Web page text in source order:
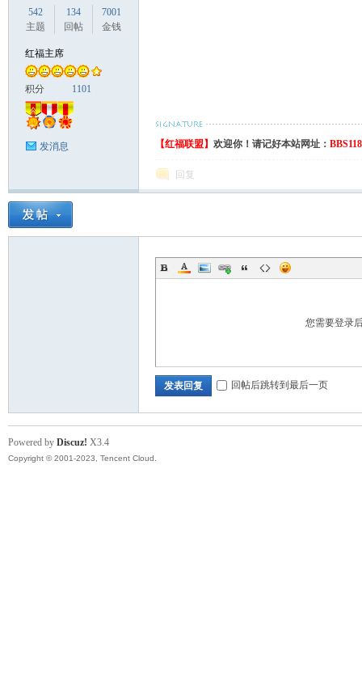
542
主题
134
回帖
7001
金钱
红福主席
积分 1101
发消息 【红福联盟】 欢迎你！请记好本站网址：
回复
您需要登录
发表回复 回帖后跳转到最后一页
Powered by Discuz! X3.4
Copyright © 2001-2023, Tencent Cloud.